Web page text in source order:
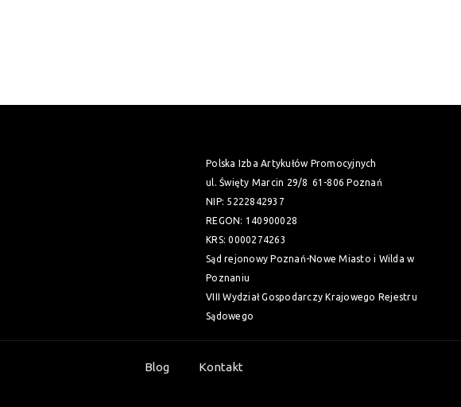
Polska Izba Artykułów Promocyjnych
ul. Święty Marcin 29/8 61-806 Poznań
NIP: 5222842937
REGON: 140900028
KRS: 0000274263
Sąd rejonowy Poznań-Nowe Miasto i Wilda w
Poznaniu
VIII Wydział Gospodarczy Krajowego Rejestru
Sądowego
Blog Kontakt